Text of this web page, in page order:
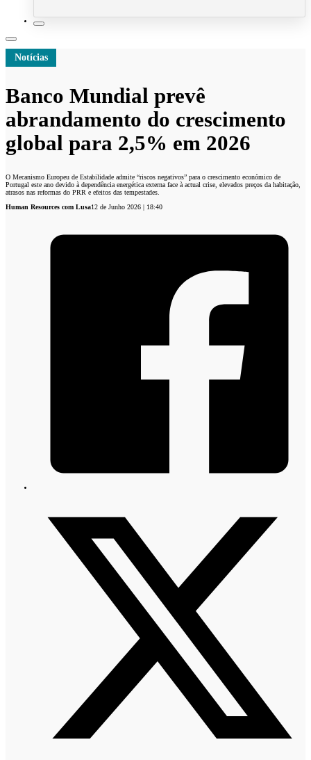
Notícias
Banco Mundial prevê
abrandamento do crescimento
global para 2,5% em 2026
O Mecanismo Europeu de Estabilidade admite “riscos negativos” para o crescimento económico de
Portugal este ano devido à dependência energética externa face à actual crise, elevados preços da habitação,
atrasos nas reformas do PRR e efeitos das tempestades.
Human Resources com Lusa12 de Junho 2026 | 18:40